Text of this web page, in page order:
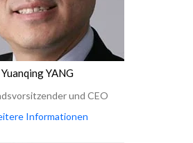
Yuanqing YANG
und CEO
Informationen